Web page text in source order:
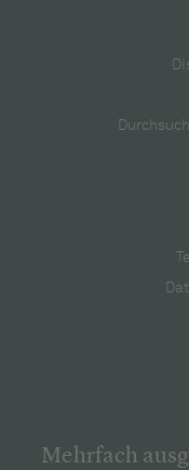
Mehrfach